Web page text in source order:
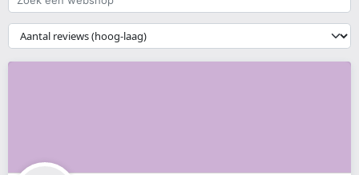
een
webshop
{{
__('Sort')
}}